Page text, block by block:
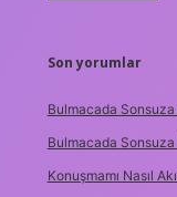
Son yorumlar
Bulmacada
Bulmacada
Konuşmamı Nasıl